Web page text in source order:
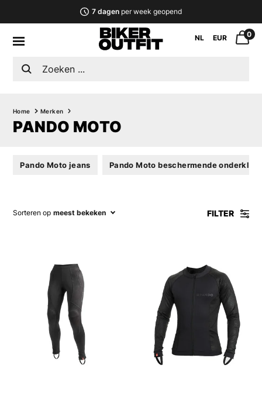
7 dagenper week geopend
NL EUR 0
Home Merken
PANDO MOTO
Pando Moto jeans Pando Moto beschermende
Sorteren op meest bekeken FILTER